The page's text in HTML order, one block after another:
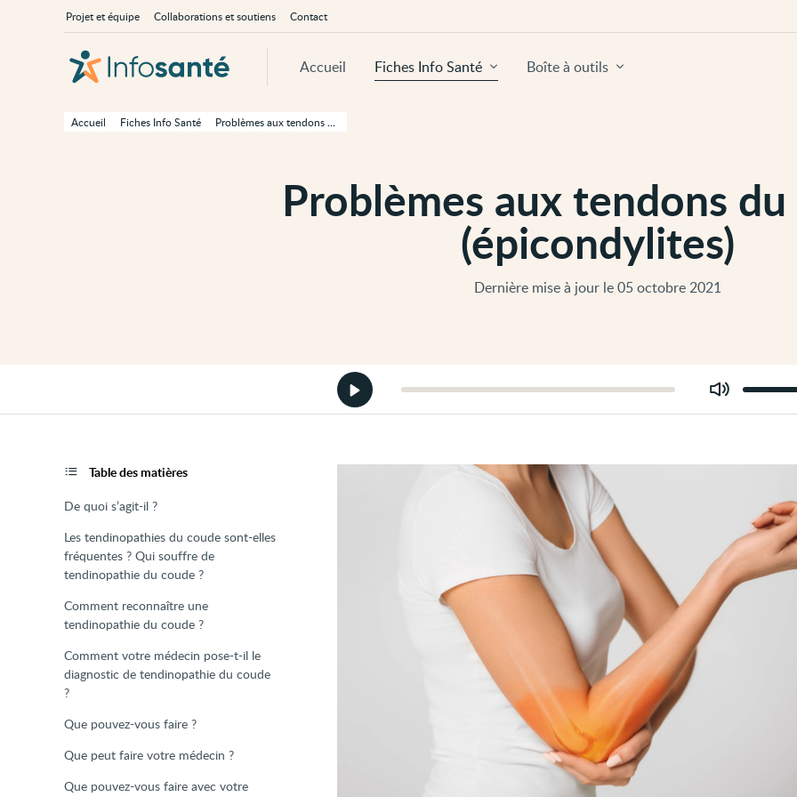
Problèmes aux tendons
(épicondylites)
Dernière mise à jour le 05 octobre 2021
Accueil Fiches Info Santé Problèmes aux tendons du coude (épicondylites)
principale
Accueil Fiches Info Santé Boîte à outils
À
propos
Projet et équipe Collaborations et soutiens Contact
Démarrer
la
version
page
Modifier
volume
Table des matières
De quoi s’agit-il ?
Les tendinopathies du coude sont-elles
fréquentes ? Qui souffre de
tendinopathie du coude ?
Comment reconnaître une
tendinopathie du coude ?
Comment votre médecin pose-t-il le
diagnostic de tendinopathie du coude
?
Que pouvez-vous faire ?
Que peut faire votre médecin ?
Que pouvez-vous faire avec votre